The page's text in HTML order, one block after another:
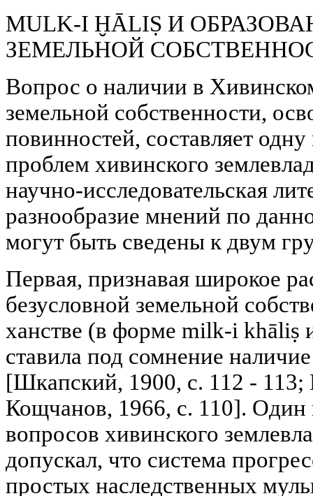
MULK-I ḪĀLIṢ И
ЗЕМЕЛЬНОЙ
Вопрос о наличии в
земельной собственности,
повинностей, составляет
проблем хивинского
научно-исследовательская
разнообразие мнений по
могут быть сведены к двум
Первая, признавая широкое
безусловной земельной
ханстве (в форме milk-i
ставила под сомнение
[Шкапский, 1900, с. 112 - 113;
Кощчанов, 1966, с. 110]. Один
вопросов хивинского
допускал, что система
простых наследственных